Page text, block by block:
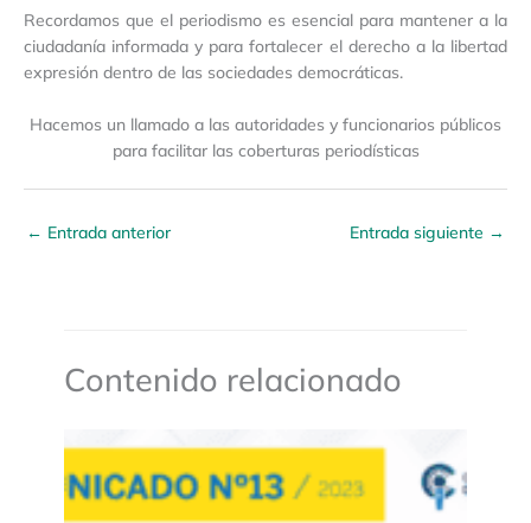
Recordamos que el periodismo es esencial para mantener a la
ciudadanía informada y para fortalecer el derecho a la libertad
expresión dentro de las sociedades democráticas.
Hacemos un llamado a las autoridades y funcionarios públicos
para facilitar las coberturas periodísticas
← Entrada anterior Entrada siguiente →
Contenido relacionado